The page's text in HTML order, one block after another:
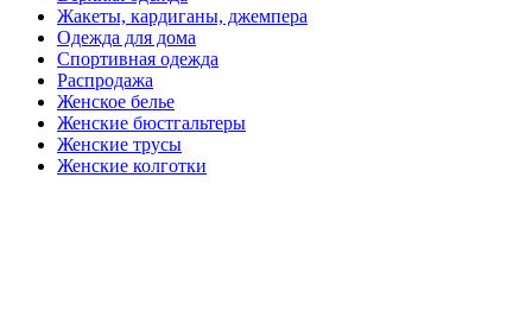
Жакеты, кардиганы, джемпера
Одежда для дома
Спортивная одежда
Распродажа
Женское белье
Женские бюстгальтеры
Женские трусы
Женские колготки